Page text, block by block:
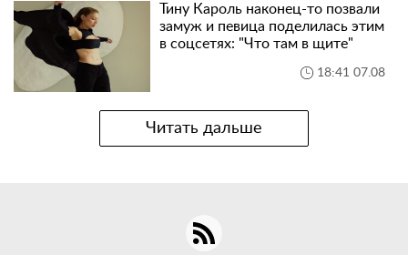
Тину Кароль наконец-то позвали
замуж и певица поделилась этим
в соцсетях: "Что там в щите"
18:41 07.08
Читать дальше